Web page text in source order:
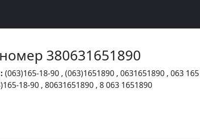
380631651890
(063)165-18-90 , (063)1651890 , 0631651890 , 063
18-90 , 80631651890 , 8 063 1651890